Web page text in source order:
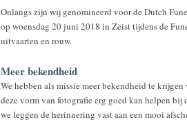
Onlangs zijn wij genomineerd voor de Dutch
op woensdag 20 juni 2018 in Zeist tijdens de
uitvaarten en rouw.
Meer bekendheid
We hebben als missie meer bekendheid te
deze vorm van fotografie erg goed kan helpen
we leggen de herinnering vast aan een mooi